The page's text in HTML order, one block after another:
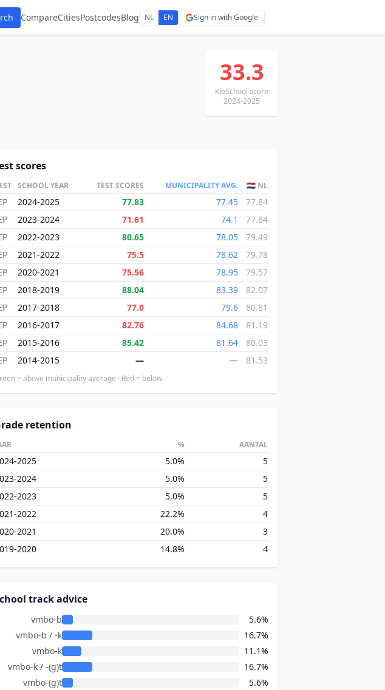
CompareCitiesPostcodesBlog NL EN Sign in with Google
33.3
KieSchool score
2024-2025
scores
SCHOOL YEAR TEST SCORES MUNICIPALITY AVG. 🇳🇱 NL
2024-2025 77.83 77.45
77.84
2023-2024 71.61 74.1
77.84
2022-2023 80.65 78.05
79.49
2021-2022 75.5 78.62
79.78
2020-2021 75.56 78.95
79.57
2018-2019 88.04 83.39
82.07
2017-2018 77.0 79.6
80.81
2016-2017 82.76 84.68
81.19
2015-2016 85.42 81.64
80.03
2014-2015 — — 81.53
= above municipality average · Red = below
retention
% AANTAL
2025 5.0%
5
2024
5.0%
5
2023
5.0%
5
2022
22.2%
4
2021
20.0%
3
2020
14.8% 4
track advice
vmbo-b
5.6%
vmbo-b / -k
16.7%
vmbo-k
11.1%
vmbo-k / -(g)t
16.7%
vmbo-(g)t
5.6%